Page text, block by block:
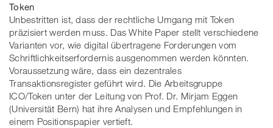
Token
Unbestritten ist, dass der rechtliche Umgang mit Token
präzisiert werden muss. Das White Paper stellt verschiedene
Varianten vor, wie digital übertragene Forderungen vom
Schriftlichkeitserfordernis ausgenommen werden könnten.
Voraussetzung wäre, dass ein dezentrales
Transaktionsregister geführt wird. Die Arbeitsgruppe
ICO/Token unter der Leitung von Prof. Dr. Mirjam Eggen
(Universität Bern) hat ihre Analysen und Empfehlungen in
einem Positionspapier vertieft.